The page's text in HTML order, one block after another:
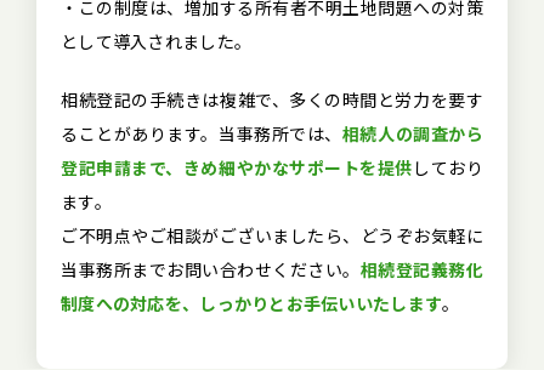
・この制度は、増加する所有者不明土地問題への対策
として導入されました。
相続登記の手続きは複雑で、多くの時間と労力を要す
ることがあります。当事務所では、 相続人の調査から
登記申請まで、きめ細やかなサポートを提供 しており
ます。
ご不明点やご相談がございましたら、どうぞお気軽に
当事務所までお問い合わせください。 相続登記義務化
制度への対応を、しっかりとお手伝いいたします。